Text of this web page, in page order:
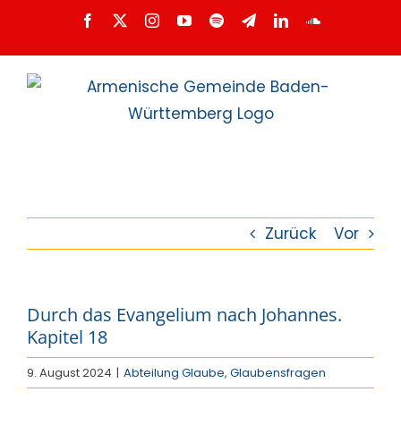
Facebook InstagramYouTube
SpotifyTelegramLinkedInSoundCloud
Zurück Vor
Durch das Evangelium nach Johannes.
Kapitel 18
9. August 2024 | Abteilung Glaube, Glaubensfragen